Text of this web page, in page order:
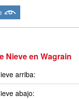
Nieve en Wagrain
arriba:
abajo: